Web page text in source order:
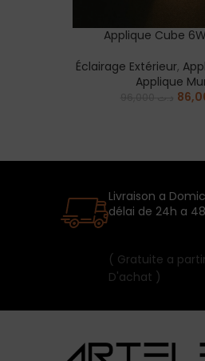
SELECT OPTIONS
Applique Cube
Éclairage Extérieur,
Applique
Livraison a
délai de 24h a
( Gratuite a
D'achat )